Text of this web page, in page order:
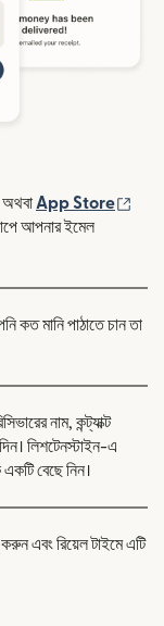
উইন্ডোতে খুলবে)
App Store
আপনার ইমেল
কত মানি পাঠাতে চান তা
নাম, কন্ট্যাক্ট
লিশটেনস্টাইন-এ
বেছে নিন।
করুন এবং রিয়েল টাইমে এটি